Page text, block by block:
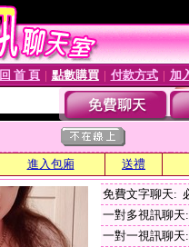
回 首 頁 點數購買│ 付款方式│ 加
進入包廂 送禮
免費文字聊天:
一對多視訊聊天
一對一視訊聊天